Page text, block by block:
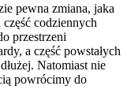
pewna zmiana, jaka
codziennych
przestrzeni
a część powstałych
Natomiast nie
powrócimy do